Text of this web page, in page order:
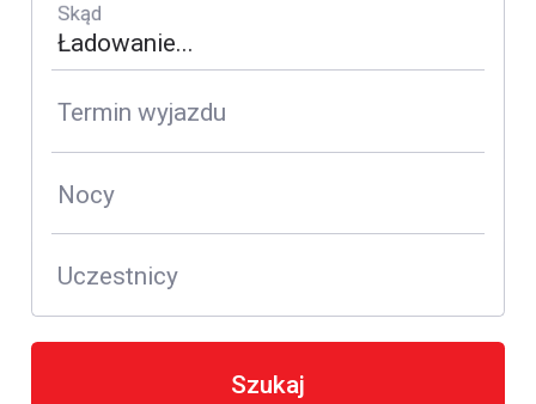
Skąd
Termin wyjazdu
Nocy
Uczestnicy
Szukaj